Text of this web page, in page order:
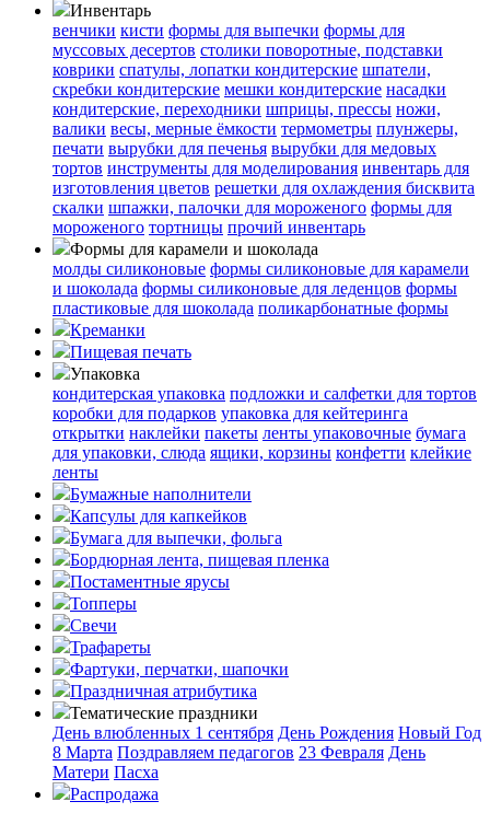
Инвентарь
венчики кисти формы для выпечки формы для
муссовых десертов столики поворотные, подставки
коврики cпатулы, лопатки кондитерские шпатели,
скребки кондитерские мешки кондитерские насадки
кондитерские, переходники шприцы, прессы ножи,
валики весы, мерные ёмкости термометры плунжеры,
печати вырубки для печенья вырубки для медовых
тортов инструменты для моделирования инвентарь для
изготовления цветов решетки для охлаждения бисквита
скалки шпажки, палочки для мороженого формы для
мороженого тортницы прочий инвентарь
Формы для карамели и шоколада
молды силиконовые формы силиконовые для карамели
и шоколада формы силиконовые для леденцов формы
пластиковые для шоколада поликарбонатные формы
Креманки
Пищевая печать
Упаковка
кондитерская упаковка подложки и салфетки для тортов
коробки для подарков упаковка для кейтеринга
открытки наклейки пакеты ленты упаковочные бумага
для упаковки, слюда ящики, корзины конфетти клейкие
ленты
Бумажные наполнители
Капсулы для капкейков
Бумага для выпечки, фольга
Бордюрная лента, пищевая пленка
Постаментные ярусы
Топперы
Свечи
Трафареты
Фартуки, перчатки, шапочки
Праздничная атрибутика
Тематические праздники
День влюбленных 1 сентября День Рождения Новый Год
8 Марта Поздравляем педагогов 23 Февраля День
Матери Пасха
Распродажа